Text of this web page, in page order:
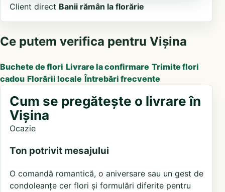
Client direct Banii rămân la florărie
Ce putem verifica pentru Vișina
Buchete de flori Livrare la confirmare Trimite flori
cadou Florării locale Întrebări frecvente
Cum se pregătește o livrare în
Vișina
Ocazie
Ton potrivit mesajului
O comandă romantică, o aniversare sau un gest de
condoleanțe cer flori și formulări diferite pentru